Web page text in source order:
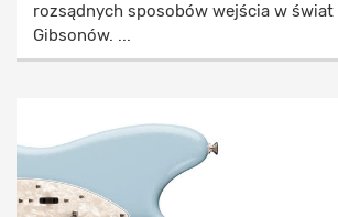
rozsądnych sposobów wejścia w świat
Gibsonów. ...